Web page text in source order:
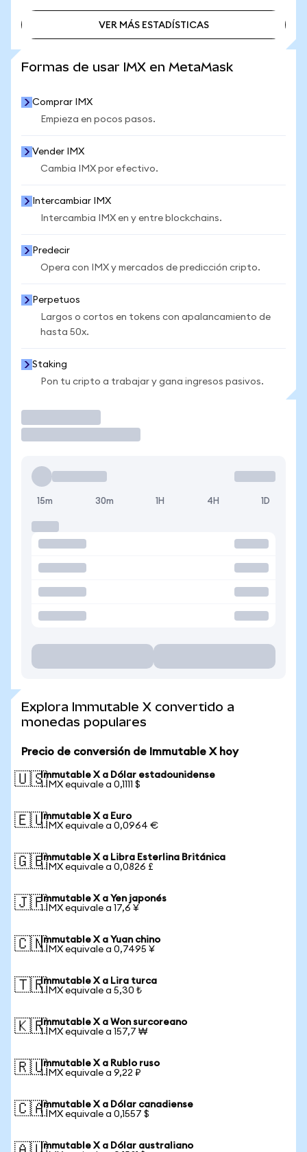
VER MÁS ESTADÍSTICAS
Formas de usar IMX en MetaMask
Comprar IMX
Empieza en pocos pasos.
Vender IMX
Cambia IMX por efectivo.
Intercambiar IMX
Intercambia IMX en y entre blockchains.
Predecir
Opera con IMX y mercados de predicción cripto.
Perpetuos
Largos o cortos en tokens con apalancamiento de
hasta 50x.
Staking
Pon tu cripto a trabajar y gana ingresos pasivos.
15m 30m 1H 4H 1D
Explora Immutable X convertido a
monedas populares
Precio de conversión de Immutable X hoy
🇺🇸Immutable X a Dólar estadounidense
1 IMX equivale a 0,1111 $
🇪🇺Immutable X a Euro
1 IMX equivale a 0,0964 €
🇬🇧Immutable X a Libra Esterlina Británica
1 IMX equivale a 0,0826 £
🇯🇵Immutable X a Yen japonés
1 IMX equivale a 17,6 ¥
🇨🇳Immutable X a Yuan chino
1 IMX equivale a 0,7495 ¥
🇹🇷Immutable X a Lira turca
1 IMX equivale a 5,30 ₺
🇰🇷Immutable X a Won surcoreano
1 IMX equivale a 157,7 ₩
🇷🇺Immutable X a Rublo ruso
1 IMX equivale a 9,22 ₽
🇨🇦Immutable X a Dólar canadiense
1 IMX equivale a 0,1557 $
Immutable X a Dólar australiano